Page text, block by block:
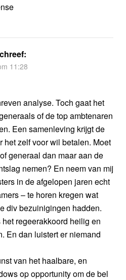
11:28
analyse. Toch gaat het
of de top ambtenaren
Een samenleving krijgt de
het zelf voor wil betalen. Moet
generaal dan maar aan de
nemen? En neem van mij
in de afgelopen jaren echt
– te horen kregen wat
div bezuinigingen hadden.
regeerakkoord heilig en
En dan luistert er niemand
van het haalbare, en
op opportunity om de bel